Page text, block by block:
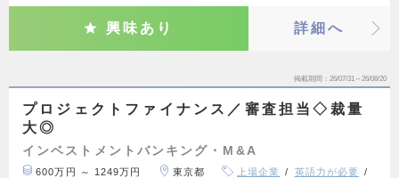
興味あり 詳細へ
掲載期間 26/07/31～26/08/20
プロジェクトファイナンス／審査担当◇裁量
大◎
インベストメントバンキング・M&A
600万円 ～ 1249万円 東京都 上場企業
英語力が必要